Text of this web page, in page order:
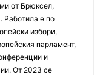
от Брюксел,
Работила е по
избори,
парламент,
и
От 2023 се